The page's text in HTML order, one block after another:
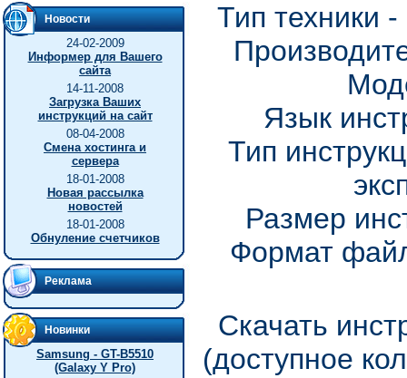
Новости
24-02-2009
Информер для Вашего
сайта
14-11-2008
Загрузка Ваших
инструкций на сайт
08-04-2008
Смена хостинга и
сервера
18-01-2008
Новая рассылка
новостей
18-01-2008
Обнуление счетчиков
Реклама
Новинки
Samsung - GT-B5510
(Galaxy Y Pro)
Тип техники
Язык
Тип
Размер
Формат
Скачать
(доступное